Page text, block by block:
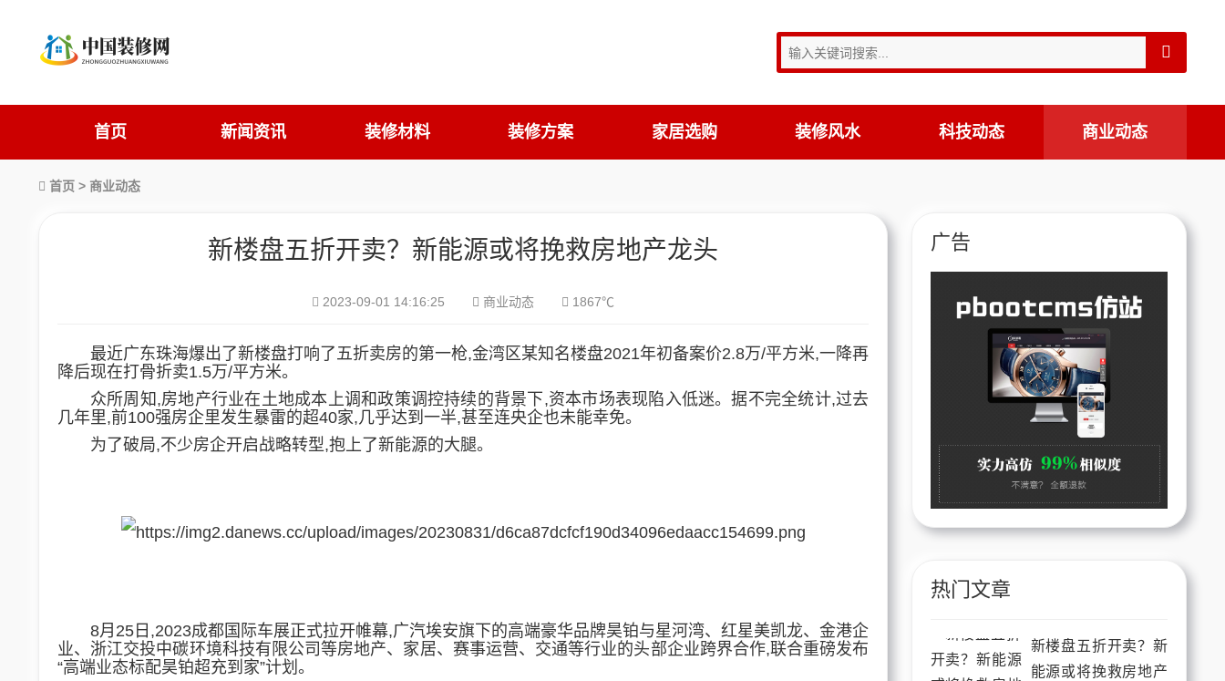
首页 新闻资讯 装修材料 装修方案 家居选购 装修风水 科技动态 商业动态
首页 > 商业动态
新楼盘五折开卖？新能源或将挽救房地产龙头
2023-09-01 14:16:25 商业动态 1867℃
最近广东珠海爆出了新楼盘打响了五折卖房的第一枪,金湾区某知名楼盘2021年初备案价2.8万/平方米,一降再
降后现在打骨折卖1.5万/平方米。
众所周知,房地产行业在土地成本上调和政策调控持续的背景下,资本市场表现陷入低迷。据不完全统计,过去
几年里,前100强房企里发生暴雷的超40家,几乎达到一半,甚至连央企也未能幸免。
为了破局,不少房企开启战略转型,抱上了新能源的大腿。
8月25日 ,2023成都国际车展正式拉开帷幕,广汽埃安旗下的高端豪华品牌昊铂与星河湾、红星美凯龙、金港企
业、浙江交投中碳环境科技有限公司等房地产、 家居、赛事运营、交通等行业的头部企业跨界合作,联合重磅发布
“高端业态标配昊铂超充到家”计划。
广告
热门文章
新楼盘五折开卖？新
能源或将挽救房地产